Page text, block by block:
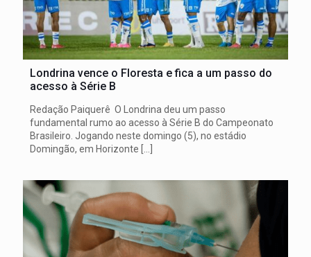
Londrina vence o Floresta e fica a um passo do
acesso à Série B
Redação Paiquerê O Londrina deu um passo
fundamental rumo ao acesso à Série B do Campeonato
Brasileiro. Jogando neste domingo (5), no estádio
Domingão, em Horizonte